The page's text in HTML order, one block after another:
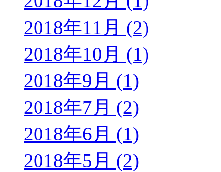
2018年11月 (2)
2018年10月 (1)
2018年9月 (1)
2018年7月 (2)
2018年6月 (1)
2018年5月 (2)